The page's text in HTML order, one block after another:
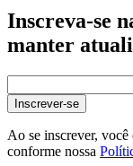
Inscreva-se
manter
Inscrever-se
Ao se inscrever,
conforme nossa